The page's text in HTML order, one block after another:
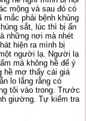
mộng và sau đó có
phải bệnh khủng
sắt, lúc thì bị ấn
những nơi mà nhét
hiện ra mình bị
người lạ. Người lạ
mà không hề để ý
hề mơ thấy cái giá
lo lắng rằng có
tôi vào trong. Trước
giường. Tự kiểm tra